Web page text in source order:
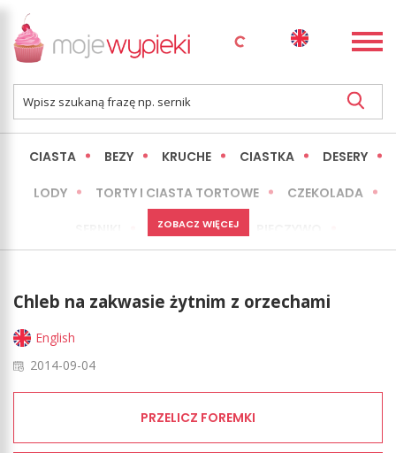
CIASTA BEZY KRUCHE CIASTKA DESERY
LODY TORTY I CIASTA TORTOWE CZEKOLADA
MINI WYPIEKI
LŻEJSZE / ZDROWSZE INNE
ZOBACZ WIĘCEJ
Chleb na zakwasie żytnim z orzechami
English
2014-09-04
PRZELICZ FOREMKI